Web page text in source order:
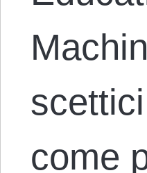
come